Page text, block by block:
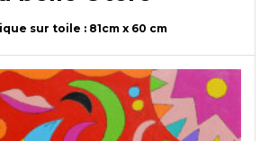
sur toile : 81cm x 60 cm